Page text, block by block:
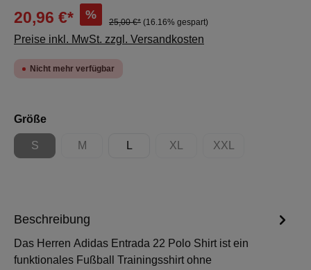
20,96 €* %
25,00 €* (16.16% gespart)
Preise inkl. MwSt. zzgl. Versandkosten
Nicht mehr verfügbar
Größeauswählen
S
(Diese Option ist zurzeit nicht verfügbar.)
M
(Diese Option ist zurzeit nicht verfügbar.)
L XL
(Diese Option ist zurzeit nicht
XXL
(Diese Option ist
Beschreibung
Das Herren Adidas Entrada 22 Polo Shirt ist ein
funktionales Fußball Trainingsshirt ohne